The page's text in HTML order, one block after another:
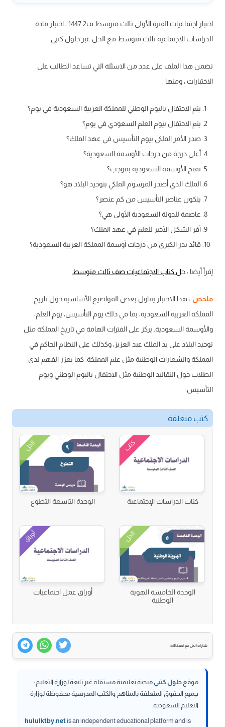
اختبار اجتماعيات الفترة الأولى ثالث متوسط ف2 1447 ، اختبار مادة
الدراسات الاجتماعية ثالث متوسط مع الحل عبر حلول كتبي
تضمن هذا الملف على عدد من الاسئلة التي تساعد الطالب على
الاختبارات ، ومنها :
يتم الاحتفال باليوم الوطني للمملكة العربية السعودية في يوم؟
يتم الاحتفال بيوم العلم السعودي في يوم؟
صدر الأمر الملكي بيوم التأسيس في عهد الملك؟
أعلى درجة من درجات الأوسمة السعودية؟
تمنح الأوسمة السعودية بموجب؟
الملك الذي أصدر المرسوم الملكي بتوحيد البلاد هو؟
يتكون عناصر التأسيس من كم عنصر؟
عاصمة للدولة السعودية الأولى هي؟
أقر الشكل الأخير للعلم في عهد الملك؟
قائد بدر الكبرى من درجات أوسمة المملكة العربية السعودية؟
إقرأ أيضا : حل كتاب الاجتماعيات صف ثالث متوسط
ملخص : هذا الاختبار يتناول بعض المواضيع الأساسية حول تاريخ
المملكة العربية السعودية، بما في ذلك يوم التأسيس، يوم العلم،
والأوسمة السعودية. يركز على الفترات الهامة في تاريخ المملكة مثل
توحيد البلاد على يد الملك عبد العزيز، وكذلك على النظام الحاكم في
المملكة والشعارات الوطنية مثل علم المملكة. كما يعزز الفهم لدى
الطلاب حول التقاليد الوطنية مثل الاحتفال باليوم الوطني ويوم
التأسيس.
كتب متعلقة
كتاب
كتاب الدراسات الإجتماعية
الحل
الوحدة التاسعة التطوع
الحل
الوحدة الخامسة الهوية
الوطنية
أوراق
أوراق عمل اجتماعيات
شارك الحل مع اصدقائك
موقع حلول كتبيمنصة تعليمية مستقلة غير تابعة لوزارة التعليم؛
جميع الحقوق المتعلقة بالمناهج والكتب المدرسية محفوظة لوزارة
التعليم السعودية.
hululktby.netis an independent educational platform and is